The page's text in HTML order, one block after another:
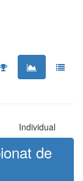
Individual
de